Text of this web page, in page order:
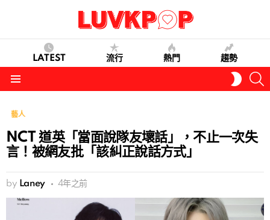
LATEST 流行 熱門 趨勢
SKIN
藝人
NCT 道英「當面說隊友壞話」，不止一次失
言！被網友批「該糾正說話方式」
by Laney 4年之前